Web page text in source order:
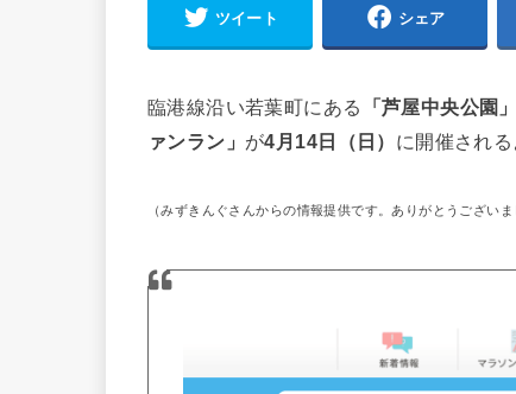
ツイート シェア
臨港線沿い若葉町にある 「芦屋中央公園」
ァンラン」 が4月14日（日） に開催され
（みずきんぐさんからの情報提供です。ありがとうございま